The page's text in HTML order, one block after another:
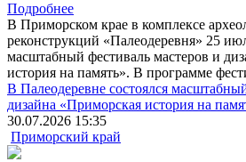
Подробнее
В Приморском крае в комплексе
реконструкций «Палеодеревня» 25
масштабный фестиваль мастеров и
история на память». В программе
В Палеодеревне состоялся
дизайна «Приморская история на
30.07.2026 15:35
Приморский край